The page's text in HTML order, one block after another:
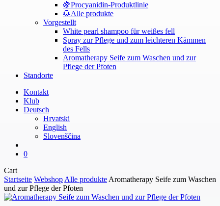
🍇Procyanidin-Produktlinie
🐶Alle produkte
Vorgestellt
White pearl shampoo für weißes fell
Spray zur Pflege und zum leichteren Kämmen
des Fells
Aromatherapy Seife zum Waschen und zur
Pflege der Pfoten
Standorte
Kontakt
Klub
Deutsch
Hrvatski
English
Slovenščina
0
CartClose
Cart
Startseite Webshop Alle produkte Aromatherapy Seife zum Waschen
und zur Pflege der Pfoten